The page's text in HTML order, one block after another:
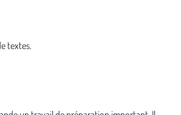
textes.